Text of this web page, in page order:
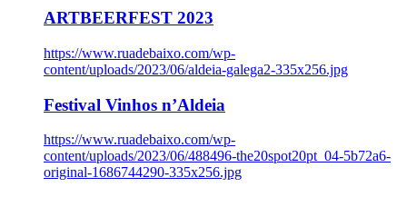
ARTBEERFEST 2023
https://www.ruadebaixo.com/wp-
content/uploads/2023/06/aldeia-galega2-335x256.jpg
Festival Vinhos n’Aldeia
https://www.ruadebaixo.com/wp-
content/uploads/2023/06/488496-the20spot20pt_04-5b72a6-
original-1686744290-335x256.jpg